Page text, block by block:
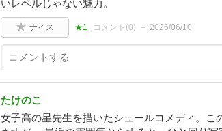
いレベルじゃない魅力。
ナイス ★1 コメント(0) 2026/06/10
たけのこ
女子高の星先生を描いたシュールコメディ。こ